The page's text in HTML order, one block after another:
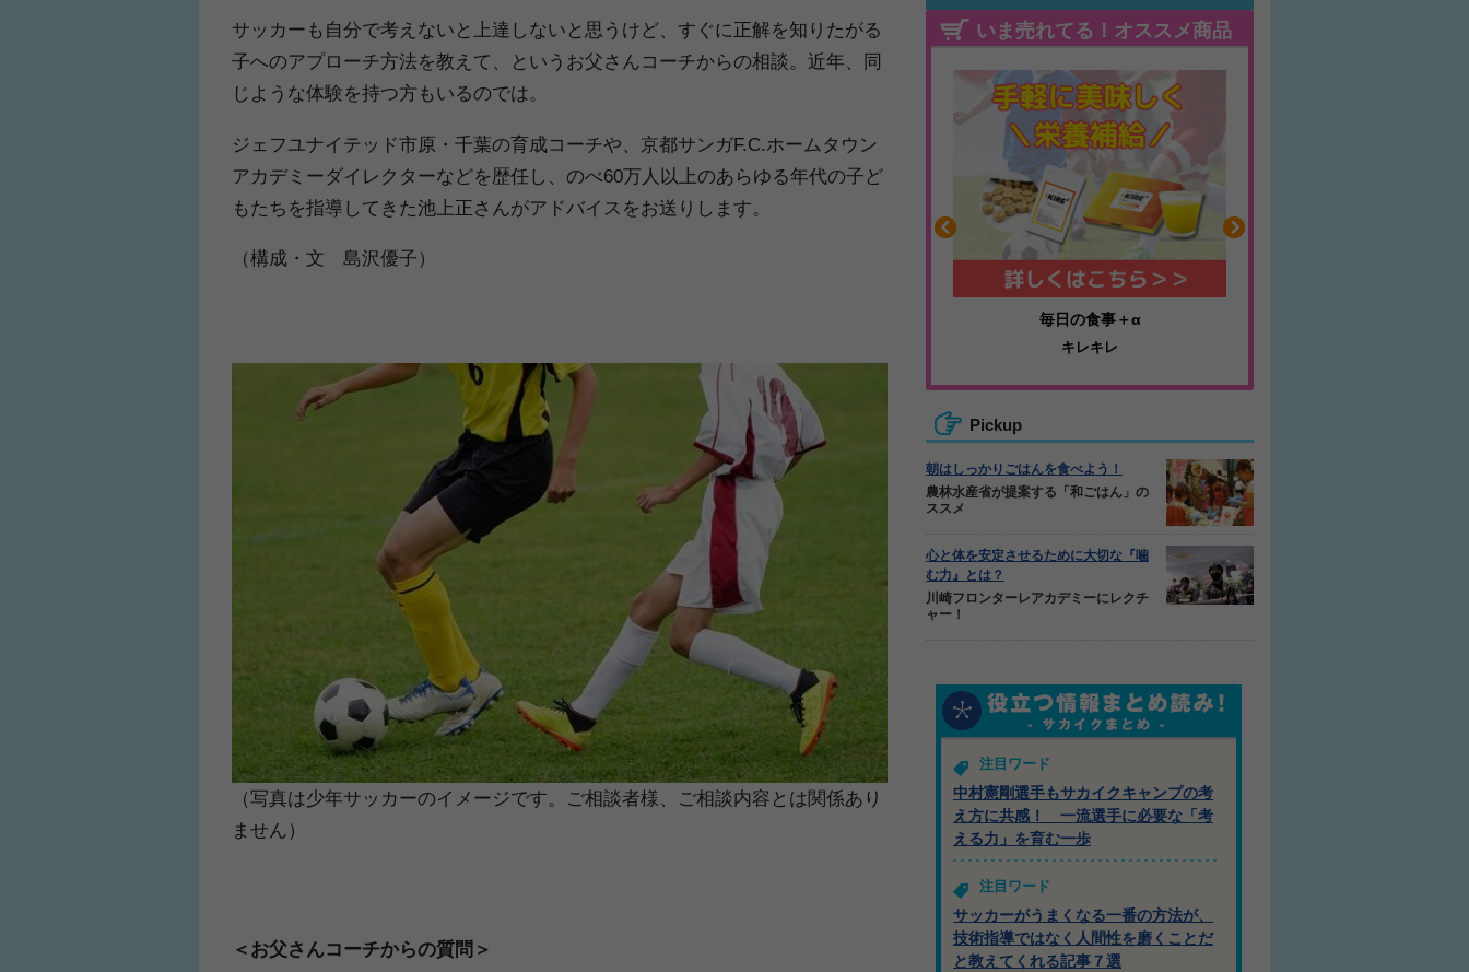
サッカーも自分で考えないと上達しないと思うけど、すぐに正解を知りたがる
子へのアプローチ方法を教えて、というお父さんコーチからの相談。近年、同
じような体験を持つ方もいるのでは。
ジェフユナイテッド市原・千葉の育成コーチや、京都サンガF.C.ホームタウン
アカデミーダイレクターなどを歴任し、のべ60万人以上のあらゆる年代の子ど
もたちを指導してきた池上正さんがアドバイスをお送りします。
（構成・文 島沢優子）
（写真は少年サッカーのイメージです。ご相談者様、ご相談内容とは関係あり
ません ）
＜お父さんコーチからの質問＞
いま売れてる！オススメ商品
耐久性抜群のミニゴール
アルファゴール
Pickup
朝はしっかりごはんを食べよう！
農林水産省が提案する「和ごはん」の
ススメ
心と体を安定させるために大切な『噛
む力』とは？
川崎フロンターレアカデミーにレクチ
ャー！
注目ワード
中村憲剛選手もサカイクキャンプの考
え方に共感！ 一流選手に必要な「考
える力」を育む一歩
注目ワード
サッカーがうまくなる一番の方法が、
技術指導ではなく人間性を磨くことだ
と教えてくれる記事７選